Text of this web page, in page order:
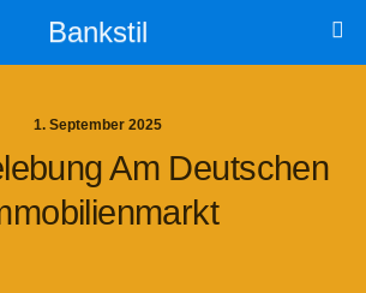
Bankstil
1. September 2025
Am Deut­schen